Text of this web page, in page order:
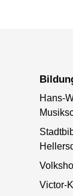
Hans-
Victor-